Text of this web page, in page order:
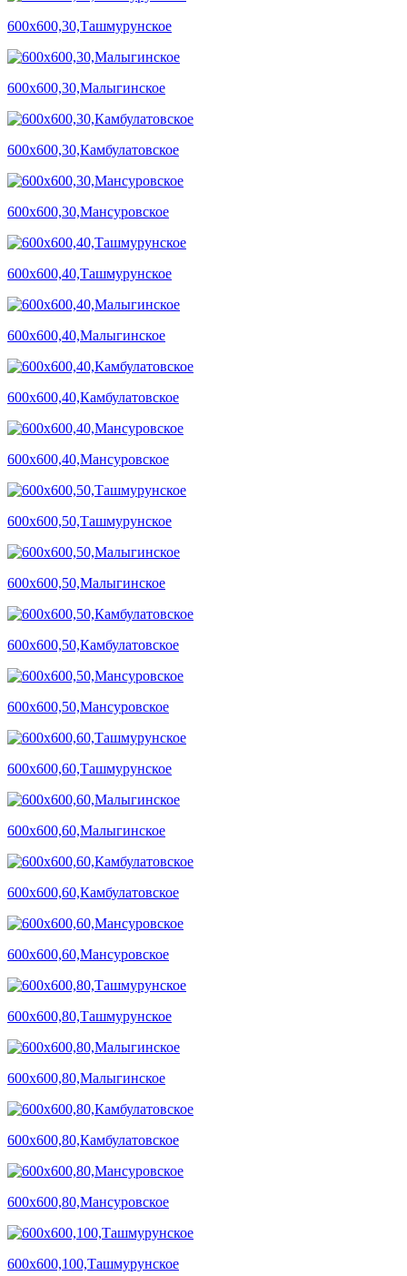
600х600,30,Ташмурунское
600х600,30,Малыгинское
600х600,30,Камбулатовское
600х600,30,Мансуровское
600х600,40,Ташмурунское
600х600,40,Малыгинское
600х600,40,Камбулатовское
600х600,40,Мансуровское
600х600,50,Ташмурунское
600х600,50,Малыгинское
600х600,50,Камбулатовское
600х600,50,Мансуровское
600х600,60,Ташмурунское
600х600,60,Малыгинское
600х600,60,Камбулатовское
600х600,60,Мансуровское
600х600,80,Ташмурунское
600х600,80,Малыгинское
600х600,80,Камбулатовское
600х600,80,Мансуровское
600х600,100,Ташмурунское